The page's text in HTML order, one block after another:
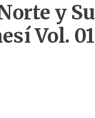
y Su
Vol. 01